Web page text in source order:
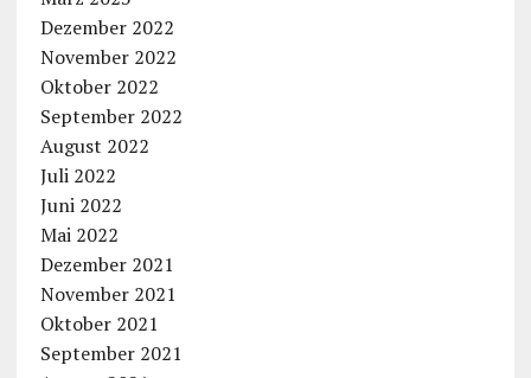
Dezember 2022
November 2022
Oktober 2022
September 2022
August 2022
Juli 2022
Juni 2022
Mai 2022
Dezember 2021
November 2021
Oktober 2021
September 2021